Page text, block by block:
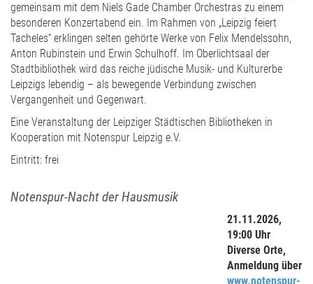
gemeinsam mit dem Niels Gade Chamber Orchestras zu einem
besonderen Konzertabend ein. Im Rahmen von „Leipzig feiert
Tacheles“ erklingen selten gehörte Werke von Felix Mendelssohn,
Anton Rubinstein und Erwin Schulhoff. Im Oberlichtsaal der
Stadtbibliothek wird das reiche jüdische Musik- und Kulturerbe
Leipzigs lebendig – als bewegende Verbindung zwischen
Vergangenheit und Gegenwart.
Eine Veranstaltung der Leipziger Städtischen Bibliotheken in
Kooperation mit Notenspur Leipzig e.V.
Eintritt: frei
Notenspur-Nacht der Hausmusik
21.11.2026,
19:00 Uhr
Diverse Orte,
Anmeldung über
www.notenspur-